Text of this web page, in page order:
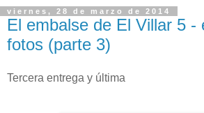
viernes, 28 de marzo de 2014
El embalse de El Villar 5 -
fotos (parte 3)
Tercera entrega y última